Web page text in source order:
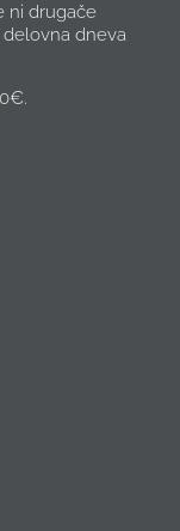
ni drugače
delovna dneva